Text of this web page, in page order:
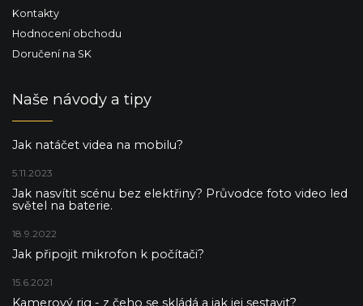
Kontakty
Hodnocení obchodu
Doručení na SK
Naše návody a tipy
Jak natáčet videa na mobilu?
5.11.2023
Jak nasvítit scénu bez elektřiny? Průvodce foto video led
světel na baterie.
18.9.2022
Jak připojit mikrofon k počítači?
15.6.2021
Kamerový rig - z čeho se skládá a jak jej sestavit?